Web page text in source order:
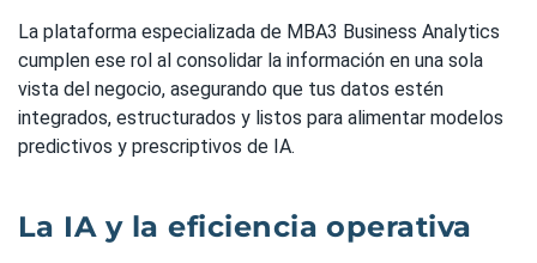
La plataforma especializada de MBA3 Business Analytics
cumplen ese rol al consolidar la información en una sola
vista del negocio, asegurando que tus datos estén
integrados, estructurados y listos para alimentar modelos
predictivos y prescriptivos de IA.
La IA y la eficiencia operativa